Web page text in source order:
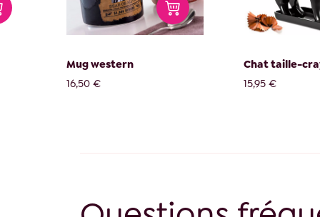
Mug western
16,50 €
Chat taille-
15,95 €